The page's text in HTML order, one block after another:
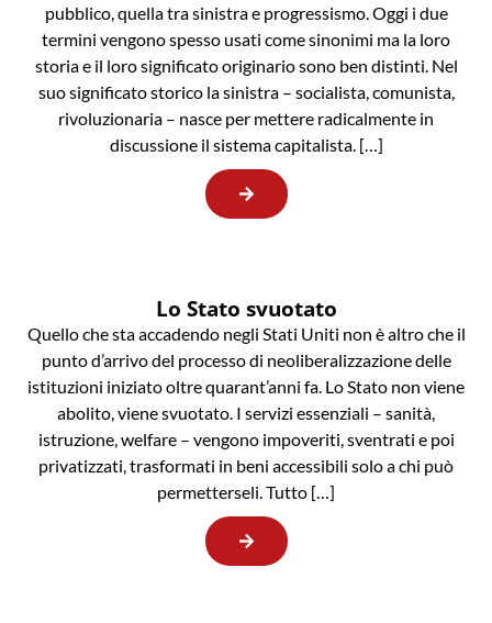
pubblico, quella tra sinistra e progressismo. Oggi i due
termini vengono spesso usati come sinonimi ma la loro
storia e il loro significato originario sono ben distinti. Nel
suo significato storico la sinistra – socialista, comunista,
rivoluzionaria – nasce per mettere radicalmente in
discussione il sistema capitalista. […]
Lo Stato svuotato
Quello che sta accadendo negli Stati Uniti non è altro che il
punto d’arrivo del processo di neoliberalizzazione delle
istituzioni iniziato oltre quarant’anni fa. Lo Stato non viene
abolito, viene svuotato. I servizi essenziali – sanità,
istruzione, welfare – vengono impoveriti, sventrati e poi
privatizzati, trasformati in beni accessibili solo a chi può
permetterseli. Tutto […]